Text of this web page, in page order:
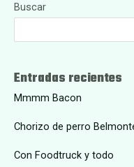
Buscar
Entradas recientes
Mmmm Bacon
Chorizo de perro
Con Foodtruck y todo